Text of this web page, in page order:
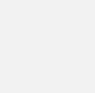
Cette partie doit tenir
la conception des
la production de
4. Étape d’application